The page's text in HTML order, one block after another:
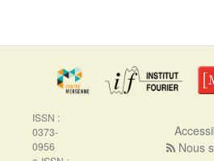
ISSN :
0373-
0956
Nous